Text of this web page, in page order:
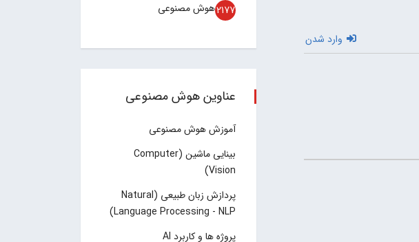
وارد شدن
هوش مصنوعی2177
عناوین هوش مصنوعی
آموزش هوش مصنوعی
بینایی ماشین (Computer
Vision)
پردازش زبان طبیعی (Natural
Language Processing - NLP)
پروژه ها و کاربرد AI